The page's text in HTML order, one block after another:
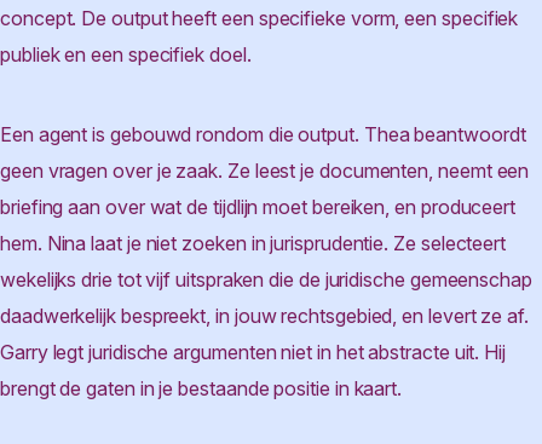
concept. De output heeft een specifieke vorm, een specifiek
publiek en een specifiek doel.
Een agent is gebouwd rondom die output. Thea beantwoordt
geen vragen over je zaak. Ze leest je documenten, neemt een
briefing aan over wat de tijdlijn moet bereiken, en produceert
hem. Nina laat je niet zoeken in jurisprudentie. Ze selecteert
wekelijks drie tot vijf uitspraken die de juridische gemeenschap
daadwerkelijk bespreekt, in jouw rechtsgebied, en levert ze af.
Garry legt juridische argumenten niet in het abstracte uit. Hij
brengt de gaten in je bestaande positie in kaart.